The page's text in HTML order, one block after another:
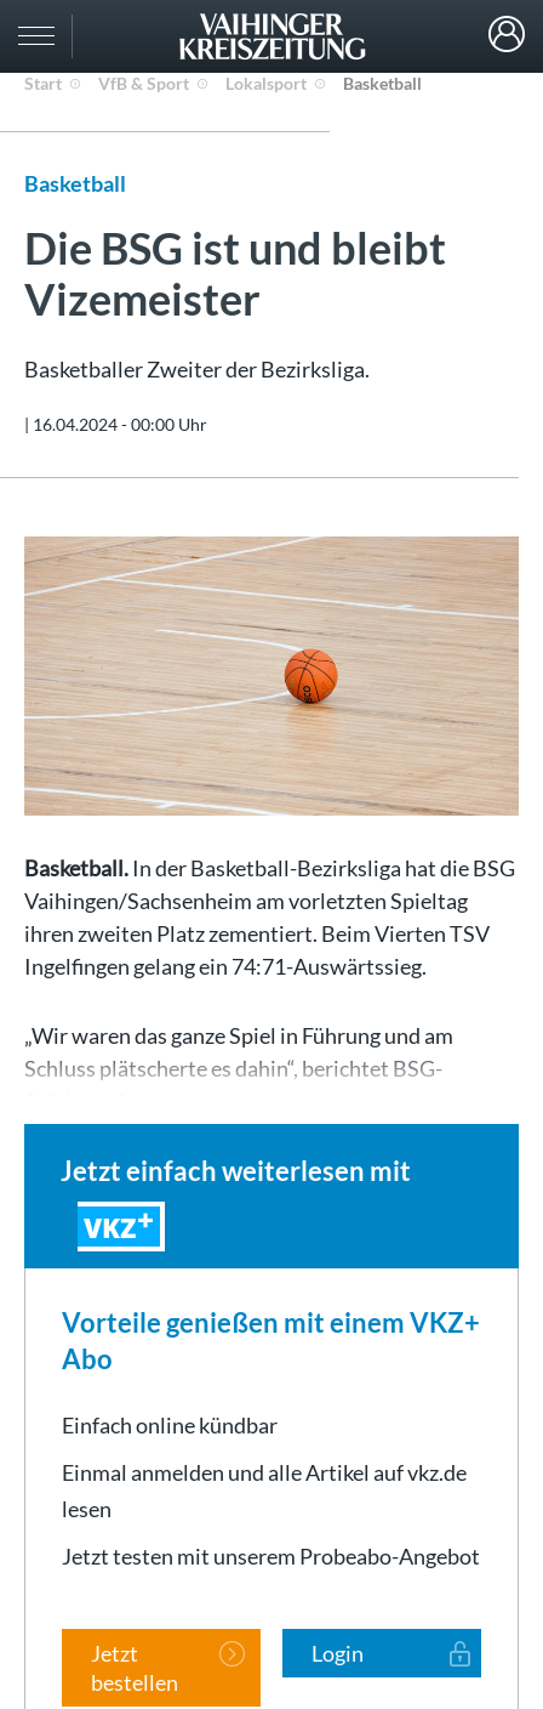
Start VfB & Sport Lokalsport Basketball
Basketball
Die BSG ist und bleibt
Vizemeister
Basketballer Zweiter der Bezirksliga.
| 16.04.2024 - 00:00 Uhr
Basketball.In der Basketball-Bezirksliga hat die BSG
Vaihingen/Sachsenheim am vorletzten Spieltag
ihren zweiten Platz zementiert. Beim Vierten TSV
Ingelfingen gelang ein 74:71-Auswärtssieg.
„Wir waren das ganze Spiel in Führung und am
Schluss plätscherte es dahin“, berichtet BSG-
Jetzt einfach weiterlesen mit
VKZ
Vorteile genießen mit einem VKZ+
Abo
Einfach online kündbar
Einmal anmelden und alle Artikel auf vkz.de
lesen
Jetzt testen mit unserem Probeabo-Angebot
Jetzt
bestellen
Login